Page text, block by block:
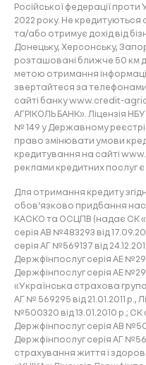
Російської федерації
2022 року. Не
та/або отримує дохід від
Донецьку, Херсонську,
розташовані ближче 50 км
метою отримання
звертайтеся за телефонами
сайті банку www.credit-
АГРІКОЛЬ БАНК». Ліцензія
№ 149 у Державному
право змінювати умови
кредитування на сайті
реклами кредитних послуг є
Для отримання кредиту
обов'язково придбання
КАСКО та ОСЦПВ (надає СК
серія АВ №483293 від
серія АГ №569137 від
Держфінпослуг серія АЕ
Держфінпослуг серія АЕ
«Українська страхова
АГ № 569295 від 21.01.2011 р.,
№500320 від 13.01.2010 р.; СК
Держфінпослуг серія АВ
Держфінпослуг серія АГ
страхування життя і